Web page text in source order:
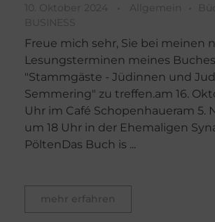
10. Oktober 2024 Allgemein
BUSINESS
Freue mich sehr, Sie bei meinen
Lesungsterminen meines Buches
"Stammgäste - Jüdinnen und
Semmering" zu treffen.am 16.
Uhr im Café Schopenhaueram 5.
um 18 Uhr in der Ehemaligen
PöltenDas Buch is ...
mehr erfahren